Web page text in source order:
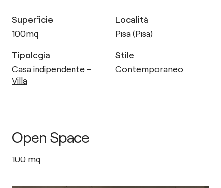
Superficie
100mq
Località
Pisa (Pisa)
Tipologia
Casa indipendente -
Villa
Stile
Contemporaneo
Open Space
100 mq